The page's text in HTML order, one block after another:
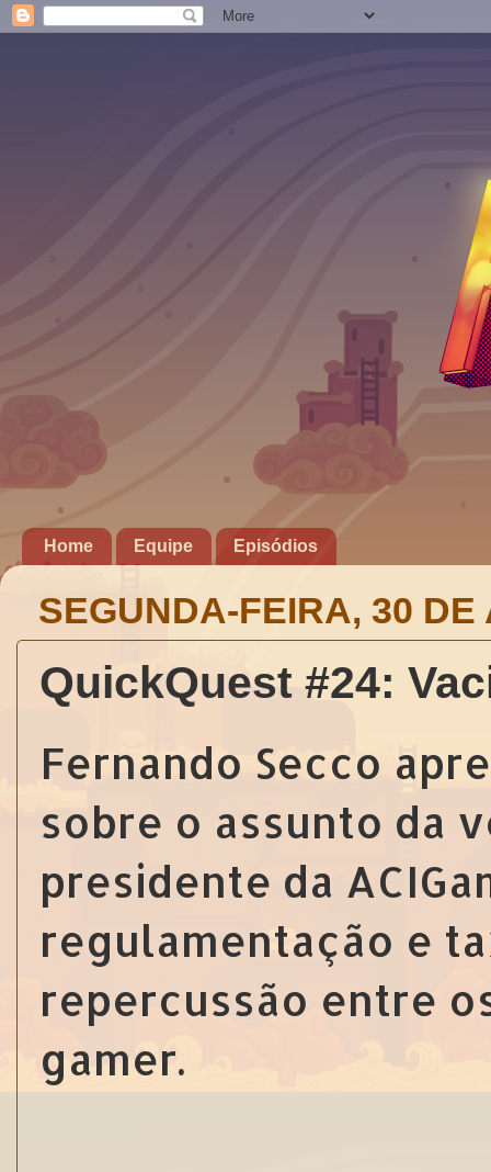
Home Equipe Episódios
SEGUNDA-FEIRA, 30 DE
QuickQuest #24:
Fernando Secco
sobre o assunto da
presidente da
regulamentação e
repercussão entre
gamer.